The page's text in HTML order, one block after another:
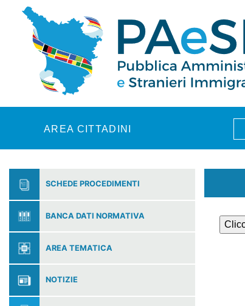
Skip to main content
AREA CITTADINI
SCHEDE PROCEDIMENTI
BANCA DATI NORMATIVA
AREA TEMATICA
NOTIZIE